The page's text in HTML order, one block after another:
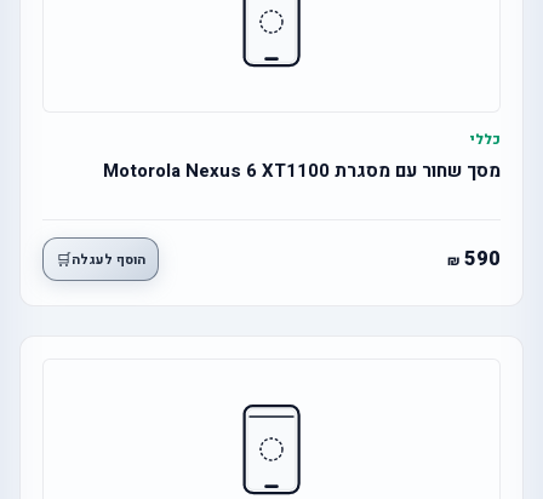
כללי
מסך שחור עם מסגרת Motorola Nexus 6 XT1100
590 הוסף לעגלה🛒